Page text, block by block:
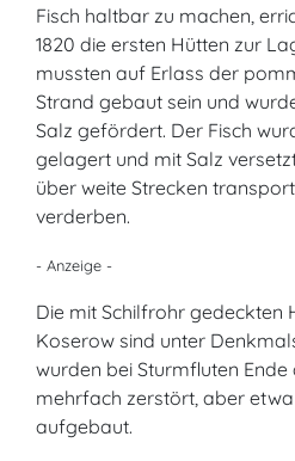
Fisch haltbar zu machen,
1820 die ersten Hütten zur
mussten auf Erlass der
Strand gebaut sein und
Salz gefördert. Der Fisch
gelagert und mit Salz
über weite Strecken
verderben.
- Anzeige -
Die mit Schilfrohr gedeckten
Koserow sind unter
wurden bei Sturmfluten Ende
mehrfach zerstört, aber
aufgebaut.